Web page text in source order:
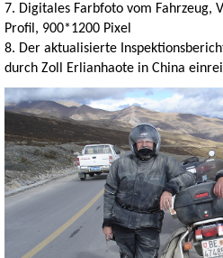
7. Digitales Farbfoto vom Fahrzeug,
Profil, 900*1200 Pixel
8. Der aktualisierte
durch Zoll Erlianhaote in China